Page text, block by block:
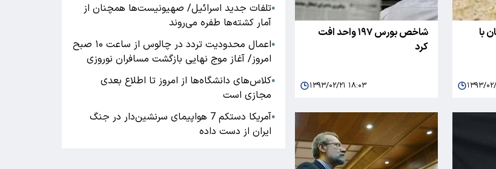
با
۲۰:۳۰
شاخص بورس ۱۹۷ واحد افت
کرد
۱۳۹۳/۰۲/۲۱ ۱۸:۰۳
●تلفات جدید اسرائیل/ صهیونیست‌ها همچنان از
آمار کشته‌ها طفره می‌روند
●
اعمال محدودیت تردد در چالوس از ساعت ۱۰ صبح
امروز/ آغاز موج نهایی بازگشت مسافران نوروزی
●کلاس‌های دانشگاه‌ها از امروز تا اطلاع بعدی
مجازی است
●
آمریکا دستکم 7 هواپیمای سرنشین‌دار در جنگ
ایران از دست داده